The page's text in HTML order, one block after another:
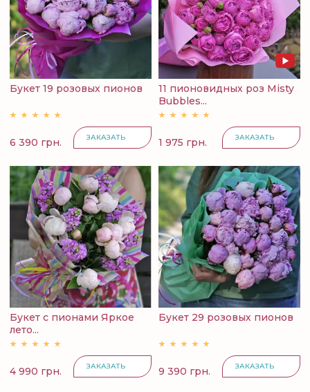
Букет 19 розовых пионов
6 390 грн. ЗАКАЗАТЬ
11 пионовидных роз Misty
Bubbles...
1 975 грн. ЗАКАЗАТЬ
Букет с пионами Яркое
лето...
4 990 грн. ЗАКАЗАТЬ
Букет 29 розовых пионов
9 390 грн. ЗАКАЗАТЬ